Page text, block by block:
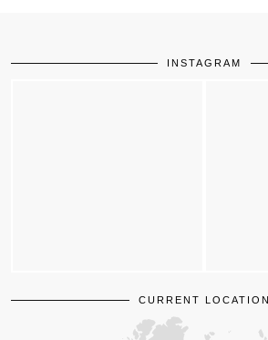
INSTAGRAM
CURRENT LOCATION